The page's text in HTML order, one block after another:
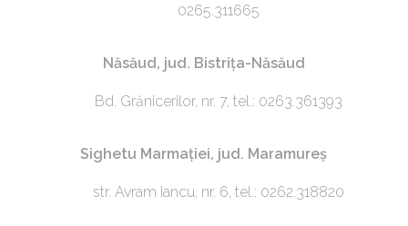
0265.311665
Năsăud, jud. Bistrița-Năsăud
Bd. Grănicerilor, nr. 7, tel.: 0263.361393
Sighetu Marmației, jud. Maramureș
str. Avram Iancu, nr. 6, tel.: 0262.318820